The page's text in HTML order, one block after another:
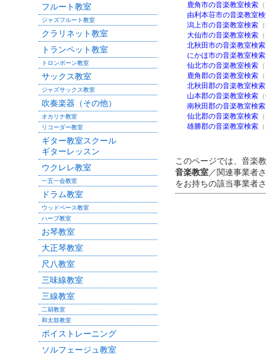
鹿角市の音楽教室検索
由利本荘市の音楽教室
潟上市の音楽教室検索
大仙市の音楽教室検索
北秋田市の音楽教室検索
にかほ市の音楽教室検索
仙北市の音楽教室検索
鹿角郡の音楽教室検索
北秋田郡の音楽教室検索
山本郡の音楽教室検索
南秋田郡の音楽教室検索
仙北郡の音楽教室検索
雄勝郡の音楽教室検索
このページでは、音楽
音楽教室／関連事業者
をお持ちの該当事業者
フルート教室
ジャズフルート教室
クラリネット教室
トランペット教室
トロンボーン教室
サックス教室
ジャズサックス教室
吹奏楽器（その他）
オカリナ教室
リコーダー教室
ギター教室スクール
ギターレッスン
ウクレレ教室
一五一会教室
ドラム教室
ウッドベース教室
ハープ教室
お琴教室
大正琴教室
尺八教室
三味線教室
三線教室
二胡教室
和太鼓教室
ボイストレーニング
ソルフェージュ教室